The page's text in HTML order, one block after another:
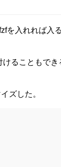
を入れれば入
ることもでき
ズした。